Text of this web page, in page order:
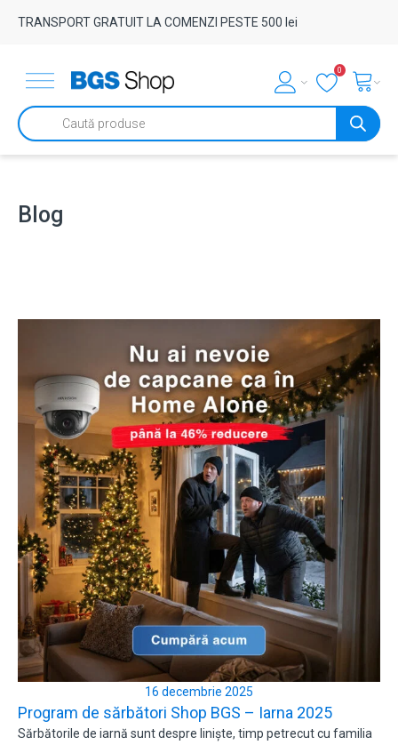
TRANSPORT GRATUIT LA COMENZI PESTE 500 lei
0
Products
search
Blog
16 decembrie 2025
Program de sărbători Shop BGS – Iarna 2025
Sărbătorile de iarnă sunt despre liniște, timp petrecut cu familia